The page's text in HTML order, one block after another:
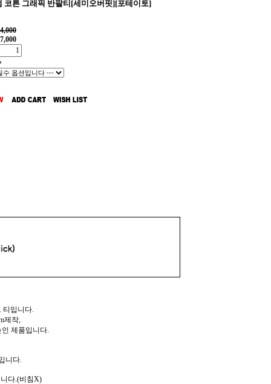
코튼 그래픽 반팔티[세미오버핏][포테이토]
티입니다.
제작,
제품입니다.
니다.
다.(비침X)